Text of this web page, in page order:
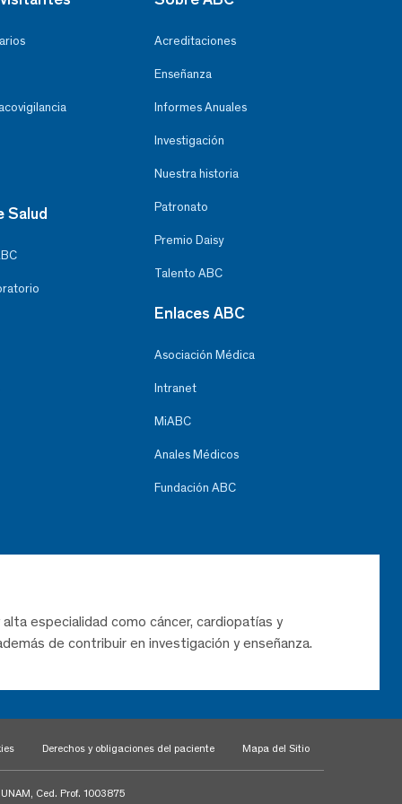
Salud
Acreditaciones
Enseñanza
Informes Anuales
Investigación
Nuestra historia
Patronato
Premio Daisy
Talento ABC
Enlaces ABC
Asociación Médica
Intranet
MiABC
Anales Médicos
Fundación ABC
especialidad como cáncer, cardiopatías y
de contribuir en investigación y enseñanza.
Derechos y obligaciones del paciente Mapa del Sitio
Ced. Prof. 1003875